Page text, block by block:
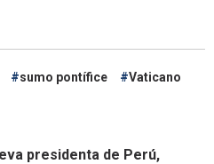
sumo pontífice Vaticano
presidenta de Perú,